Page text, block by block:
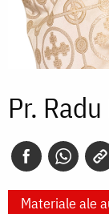
Pr.
Materiale ale